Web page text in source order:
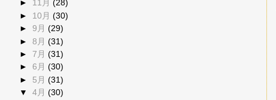
► 11月(28)
► 10月(30)
►9月(29)
►8月(31)
►7月(31)
►6月(30)
► 5月(31)
▼4月(30)